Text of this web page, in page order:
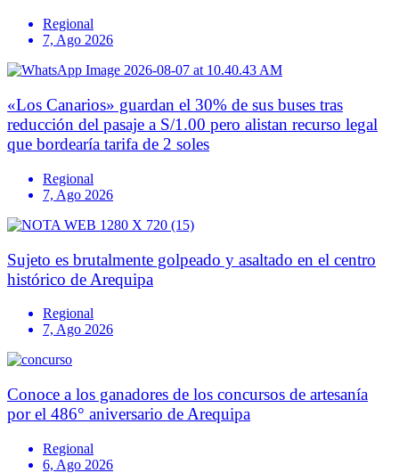
Regional
7, Ago 2026
«Los Canarios» guardan el 30% de sus buses tras
reducción del pasaje a S/1.00 pero alistan recurso legal
que bordearía tarifa de 2 soles
Regional
7, Ago 2026
Sujeto es brutalmente golpeado y asaltado en el centro
histórico de Arequipa
Regional
7, Ago 2026
Conoce a los ganadores de los concursos de artesanía
por el 486° aniversario de Arequipa
Regional
6, Ago 2026